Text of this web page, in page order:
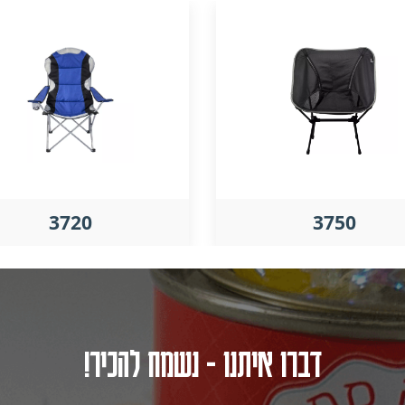
3750
3720
דברו איתנו - נשמח להכיר!